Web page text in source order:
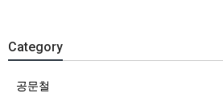
Category
공문철